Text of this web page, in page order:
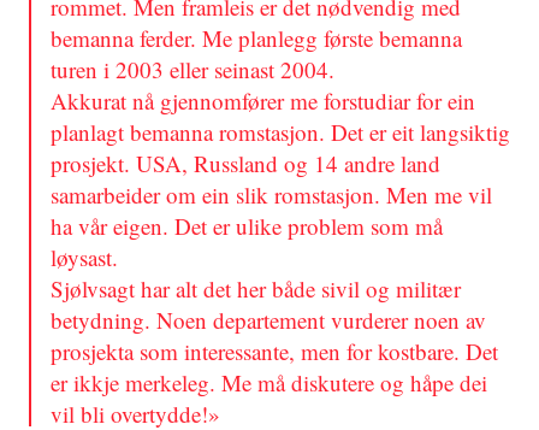
rommet. Men framleis er det nødvendig med
bemanna ferder. Me planlegg første bemanna
turen i 2003 eller seinast 2004.
Akkurat nå gjennomfører me forstudiar for ein
planlagt bemanna romstasjon. Det er eit langsiktig
prosjekt. USA, Russland og 14 andre land
samarbeider om ein slik romstasjon. Men me vil
ha vår eigen. Det er ulike problem som må
løysast.
Sjølvsagt har alt det her både sivil og militær
betydning. Noen departement vurderer noen av
prosjekta som interessante, men for kostbare. Det
er ikkje merkeleg. Me må diskutere og håpe dei
vil bli overtydde!»